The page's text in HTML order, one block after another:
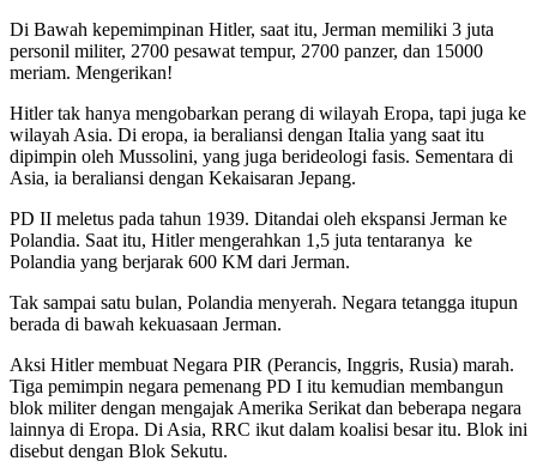
Di Bawah kepemimpinan Hitler, saat itu, Jerman memiliki 3 juta
personil militer, 2700 pesawat tempur, 2700 panzer, dan 15000
meriam. Mengerikan!
Hitler tak hanya mengobarkan perang di wilayah Eropa, tapi juga ke
wilayah Asia. Di eropa, ia beraliansi dengan Italia yang saat itu
dipimpin oleh Mussolini, yang juga berideologi fasis. Sementara di
Asia, ia beraliansi dengan Kekaisaran Jepang.
PD II meletus pada tahun 1939. Ditandai oleh ekspansi Jerman ke
Polandia. Saat itu, Hitler mengerahkan 1,5 juta tentaranya ke
Polandia yang berjarak 600 KM dari Jerman.
Tak sampai satu bulan, Polandia menyerah. Negara tetangga itupun
berada di bawah kekuasaan Jerman.
Aksi Hitler membuat Negara PIR (Perancis, Inggris, Rusia) marah.
Tiga pemimpin negara pemenang PD I itu kemudian membangun
blok militer dengan mengajak Amerika Serikat dan beberapa negara
lainnya di Eropa. Di Asia, RRC ikut dalam koalisi besar itu. Blok ini
disebut dengan Blok Sekutu.